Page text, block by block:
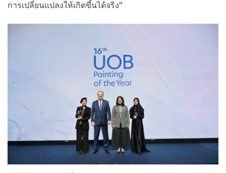
การเปลี่ยนแปลงให้เกิดขึ้นได้จริง”